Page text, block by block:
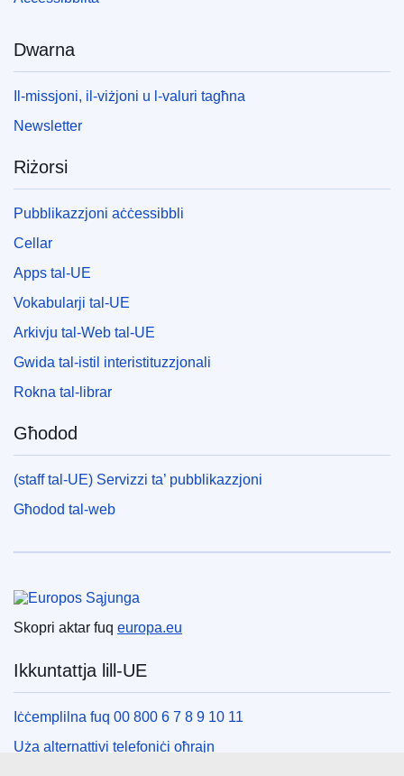
Dwarna
Il-missjoni, il-viżjoni u l-valuri tagħna
Newsletter
Riżorsi
Pubblikazzjoni aċċessibbli
Cellar
Apps tal-UE
Vokabularji tal-UE
Arkivju tal-Web tal-UE
Gwida tal-istil interistituzzjonali
Rokna tal-librar
Għodod
(staff tal-UE) Servizzi ta’ pubblikazzjoni
Għodod tal-web
Skopri aktar fuq europa.eu
Ikkuntattja lill-UE
Iċċemplilna fuq 00 800 6 7 8 9 10 11
Uża alternattivi telefoniċi oħrajn